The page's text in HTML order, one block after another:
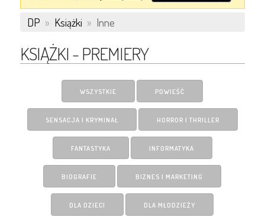
DP » Książki » Inne
KSIĄŻKI - PREMIERY
WSZYSTKIE POWIEŚĆ
SENSACJA I KRYMINAŁ HORROR I THRILLER
FANTASTYKA INFORMATYKA
BIOGRAFIE BIZNES I MARKETING
DLA DZIECI DLA MŁODZIEŻY